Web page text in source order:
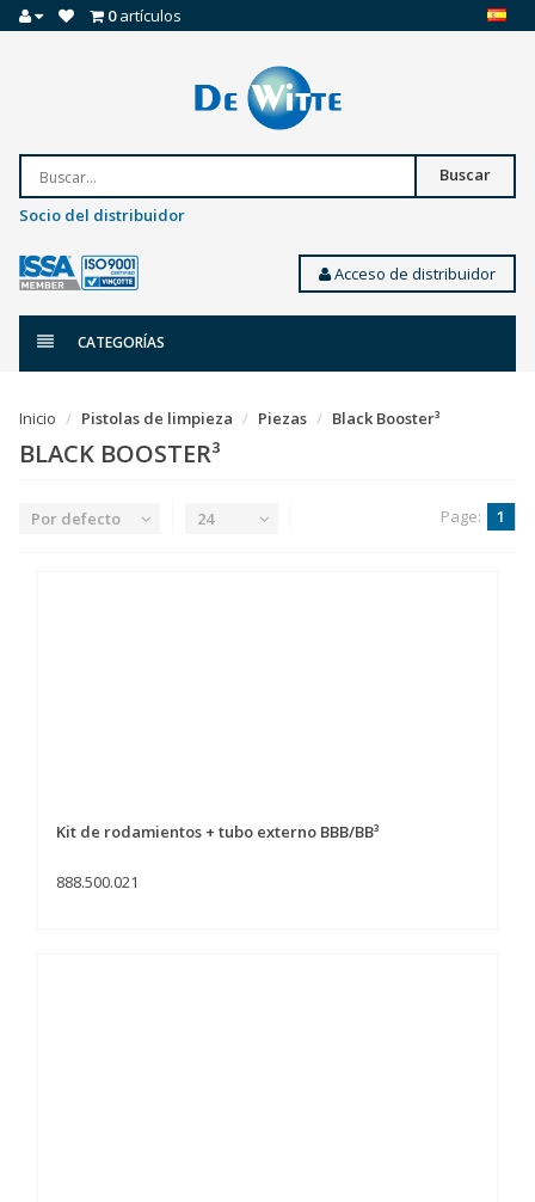
0artículos
Buscar
Socio del distribuidor
Acceso de distribuidor
CATEGORÍAS
Inicio Pistolas de limpieza Piezas Black Booster³
BLACK BOOSTER³
Por defecto 24 Page: 1
Kit de rodamientos + tubo externo BBB/BB³
888.500.021